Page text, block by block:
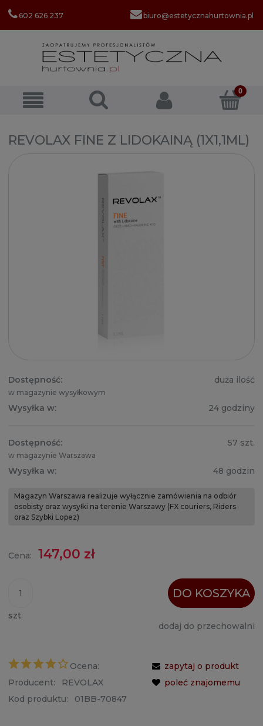
602 626 237 biuro@estetycznahurtownia.pl
REVOLAX FINE Z LIDOKAINĄ (1X1,1ML)
Dostępność: duża ilość
w magazynie wysyłkowym
Wysyłka w: 24 godziny
Dostępność: 57 szt.
w magazynie Warszawa
Wysyłka w: 48 godzin
Magazyn Warszawa realizuje wyłącznie zamówienia na odbiór
osobisty oraz wysyłki na terenie Warszawy (FX couriers, Riders
oraz Szybki Lopez)
Cena: 147,00 zł
szt.
DO KOSZYKA
dodaj do przechowalni
Ocena:
Producent:
REVOLAX
Kod produktu:
01BB-70847
zapytaj o produkt
poleć znajomemu